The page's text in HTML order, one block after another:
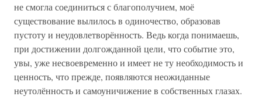
не смогла соединиться с благополучием, моё
существование вылилось в одиночество, образовав
пустоту и неудовлетворённость. Ведь когда понимаешь,
при достижении долгожданной цели, что событие это,
увы, уже несвоевременно и имеет не ту необходимость и
ценность, что прежде, появляются неожиданные
неутолённость и самоуничижение в собственных глазах.